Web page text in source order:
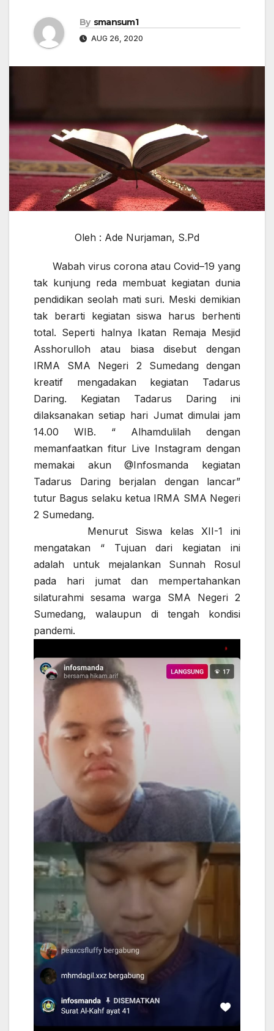
By smansum1
AUG 26, 2020
Oleh : Ade Nurjaman, S.Pd
Wabah virus corona atau Covid–19 yang
tak kunjung reda membuat kegiatan dunia
pendidikan seolah mati suri. Meski demikian
tak berarti kegiatan siswa harus berhenti
total. Seperti halnya Ikatan Remaja Mesjid
Asshorulloh atau biasa disebut dengan
IRMA SMA Negeri 2 Sumedang dengan
kreatif mengadakan kegiatan Tadarus
Daring. Kegiatan Tadarus Daring ini
dilaksanakan setiap hari Jumat dimulai jam
14.00 WIB. “ Alhamdulilah dengan
memanfaatkan fitur Live Instagram dengan
memakai akun @Infosmanda kegiatan
Tadarus Daring berjalan dengan lancar”
tutur Bagus selaku ketua IRMA SMA Negeri
2 Sumedang.
Menurut Siswa kelas XII-1 ini
mengatakan “ Tujuan dari kegiatan ini
adalah untuk mejalankan Sunnah Rosul
pada hari jumat dan mempertahankan
silaturahmi sesama warga SMA Negeri 2
Sumedang, walaupun di tengah kondisi
pandemi.